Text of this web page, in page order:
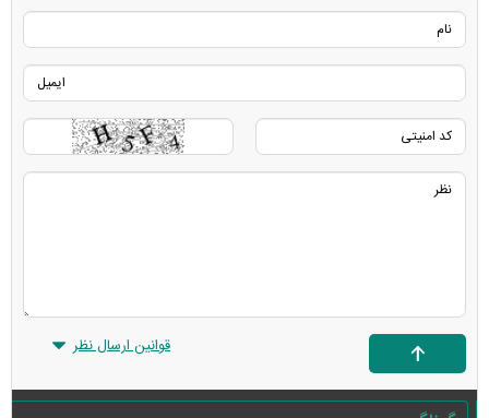
قوانین ارسال نظر